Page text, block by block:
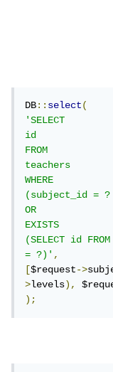
DB::select(
'SELECT
id
FROM
teachers
WHERE
(subject_id = ?
OR
EXISTS
(SELECT id
= ?)',
[$request->
>levels),
);